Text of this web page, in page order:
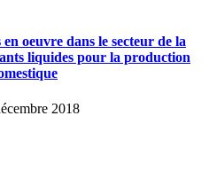
oeuvre dans le secteur de la
liquides pour la production
2018